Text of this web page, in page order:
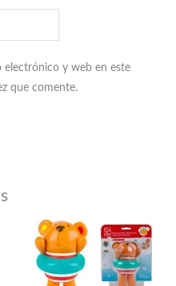
electrónico y web en este
que comente.